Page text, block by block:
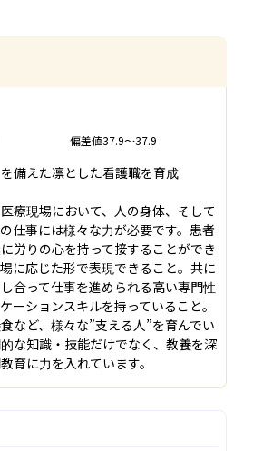
偏差値37.9〜37.9
備えた凛とした看護職を育成
療現場において、人の身体、そして
仕事には様々な力が必要です。患者
労りの心を持って接することができ
に応じた形で表現できること。共に
合って仕事を進められる高い専門性
ーションスキルを持っていること。
など、様々な”支える人”を育んでい
な知識・技能だけでなく、教養を深
育に力を入れています。